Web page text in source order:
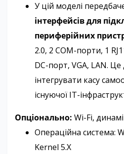
У цій моделі
інтерфейсів для
периферійних
2.0, 2 COM-порти, 1
DC-порт, VGA, LAN.
інтегрувати касу
існуючої ІТ-
Опціонально: Wi-Fi,
Операційна система:
Kernel 5.X